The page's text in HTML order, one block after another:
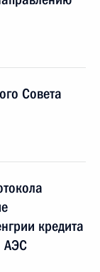
Совета
кредита
АЭС